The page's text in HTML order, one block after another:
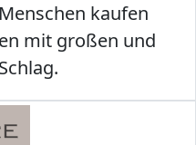
kaufen
mit großen und